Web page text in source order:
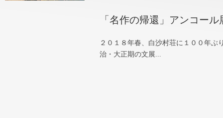
「名作の帰還」アンコール
２０１８年春、白沙村荘に１００年ぶ
治・大正期の文展...